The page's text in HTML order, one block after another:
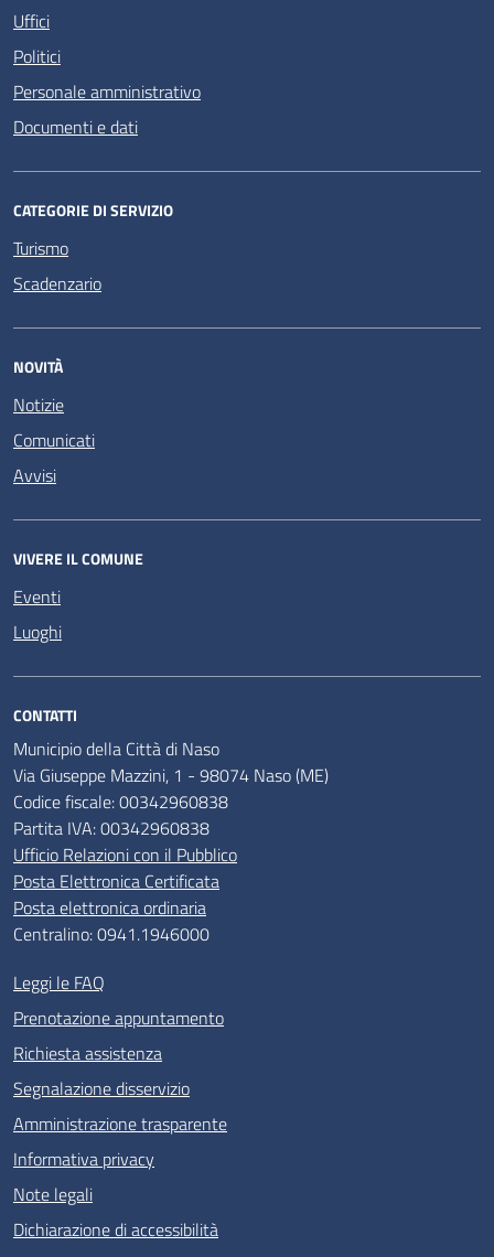
Uffici
Politici
Personale amministrativo
Documenti e dati
CATEGORIE DI SERVIZIO
Turismo
Scadenzario
NOVITÀ
Notizie
Comunicati
Avvisi
VIVERE IL COMUNE
Eventi
Luoghi
CONTATTI
Municipio della Città di Naso
Via Giuseppe Mazzini, 1 - 98074 Naso (ME)
Codice fiscale: 00342960838
Partita IVA: 00342960838
Ufficio Relazioni con il Pubblico
Posta Elettronica Certificata
Posta elettronica ordinaria
Centralino: 0941.1946000
Leggi le FAQ
Prenotazione appuntamento
Richiesta assistenza
Segnalazione disservizio
Amministrazione trasparente
Informativa privacy
Note legali
Dichiarazione di accessibilità